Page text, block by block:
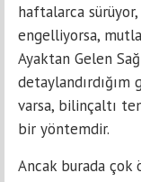
haftalarca sürüyor,
engelliyorsa,
Ayaktan Gelen
varsa, bilinçaltı
bir yöntemdir.
Ancak burada çok